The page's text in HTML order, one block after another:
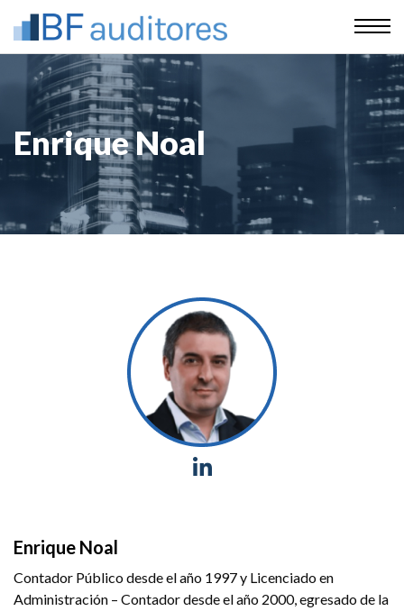
Enrique Noal
Enrique Noal
Contador Público desde el año 1997 y Licenciado en
Administración – Contador desde el año 2000, egresado de la